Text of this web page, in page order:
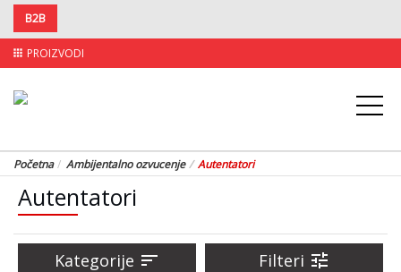
B2B
apps PROIZVODI
Početna Ambijentalno ozvucenje Autentatori
Autentatori
Kategorije sort Filteri tune